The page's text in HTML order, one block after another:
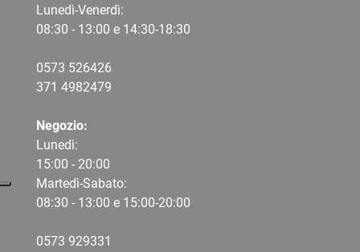
Lunedì-Venerdì:
08:30 - 13:00 e 14:30-18:30
0573 526426
371 4982479
Negozio:
Lunedì:
15:00 - 20:00
Martedì-Sabato:
08:30 - 13:00 e 15:00-20:00
0573 929331